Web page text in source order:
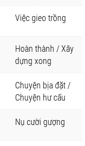
Việc gieo trồng
Hoàn thành / Xây
dựng xong
Chuyện bịa đặt /
Chuyện hư cấu
Nụ cười gượng